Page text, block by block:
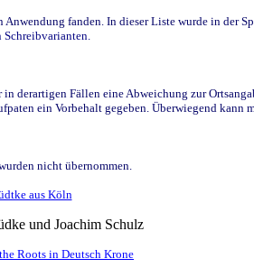
fanden. In dieser Liste wurde in der
derartigen Fällen eine Abweichung zur
ein Vorbehalt gegeben. Überwiegend kann
nicht übernommen.
aus Köln
und Joachim Schulz
Roots in Deutsch Krone